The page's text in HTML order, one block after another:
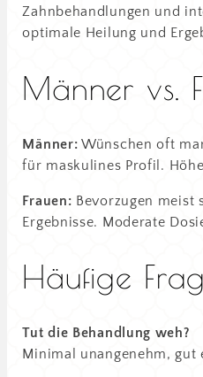
Zahnbehandlungen und
optimale Heilung und
Männer vs.
Männer: Wünschen oft
für maskulines Profil.
Frauen: Bevorzugen meist
Ergebnisse. Moderate
Häufige
Tut die Behandlung weh?
Minimal unangenehm,